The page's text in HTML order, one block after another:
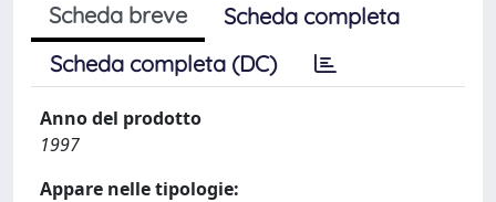
Scheda breve
Scheda completa
Scheda completa (DC)
Anno del prodotto
1997
Appare nelle tipologie: